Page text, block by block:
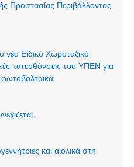
Προστασίας Περιβάλλοντος
νέο Ειδικό Χωροταξικό
κατευθύνσεις του ΥΠΕΝ για
φωτοβολταϊκά
και αιολικά στη